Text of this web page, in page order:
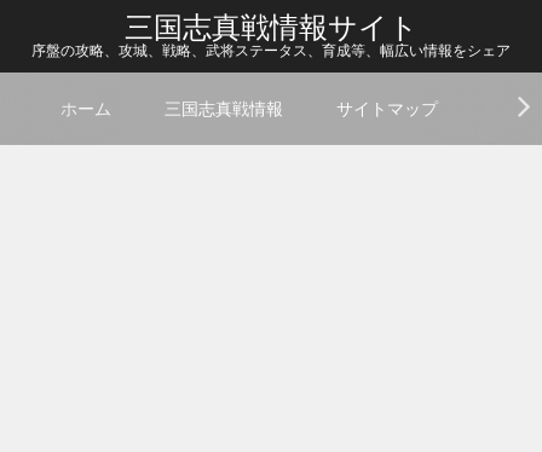
三国志真戦情報サイト
序盤の攻略、攻城、戦略、武将ステータス、育成等、幅広い情報をシェア
ホーム 三国志真戦情報 サイトマップ